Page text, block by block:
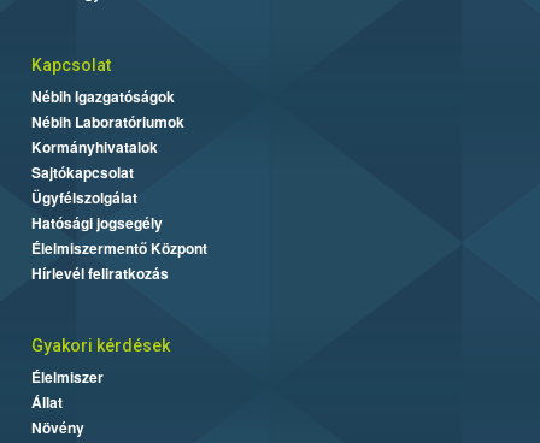
Kapcsolat
Nébih Igazgatóságok
Nébih Laboratóriumok
Kormányhivatalok
Sajtókapcsolat
Ügyfélszolgálat
Hatósági jogsegély
Élelmiszermentő Központ
Hírlevél feliratkozás
Gyakori kérdések
Élelmiszer
Állat
Növény